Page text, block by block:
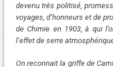
devenu très politisé,
voyages, d’honneurs et de
de Chimie en 1903, à qui
l’effet de serre
On reconnait la griffe de